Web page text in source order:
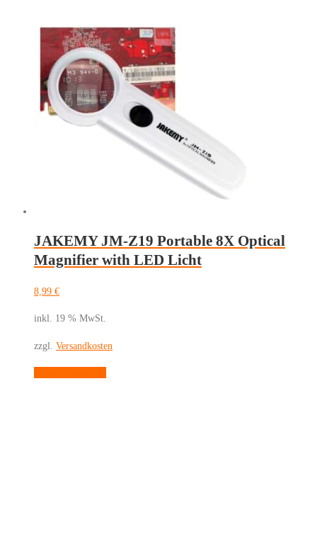
JAKEMY JM-Z19 Portable 8X Optical
Magnifier with LED Licht
8,99 €
inkl. 19 % MwSt.
zzgl. Versandkosten